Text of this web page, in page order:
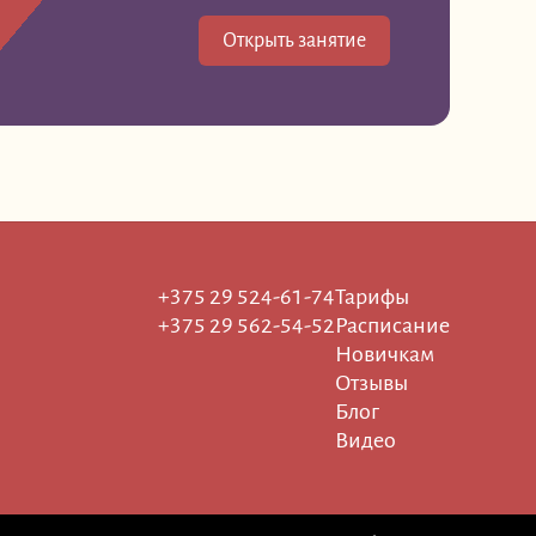
Открыть занятие
+375 29 524-61-74
+375 29 562-54-52
Тарифы
Расписание
Новичкам
Отзывы
Блог
Видео